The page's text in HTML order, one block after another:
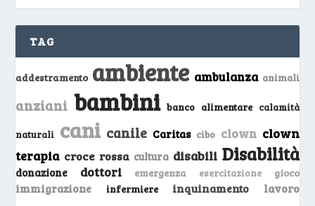
TAG
addestramento ambiente ambulanza animali
anziani bambini banco alimentare calamità
naturali cani canile Caritas cibo clown clown
terapia croce rossa cultura disabili Disabilità
donazione dottori emergenza esercitazione gioco
immigrazione infermiere inquinamento lavoro